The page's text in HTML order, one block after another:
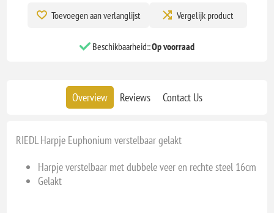
Toevoegen aan verlanglijst Vergelijk product
Beschikbaarheid::Op voorraad
Overview Reviews Contact Us
RIEDL Harpje Euphonium verstelbaar gelakt
Harpje verstelbaar met dubbele veer en rechte steel 16cm
Gelakt